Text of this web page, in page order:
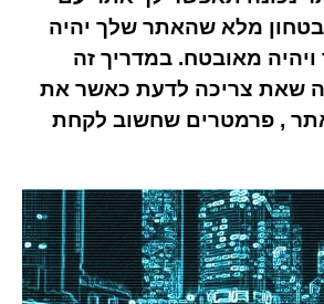
מלא שהאתר שלך יהיה
ויהיה מאובטח. במדריך זה
שאת צריכה לדעת כאשר את
, פרמטרים שחשוב לקחת